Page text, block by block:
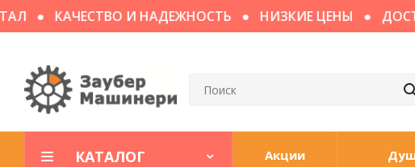
КАЧЕСТВО И НАДЕЖНОСТЬ НИЗКИЕ ЦЕНЫ
КАТАЛОГ Акции